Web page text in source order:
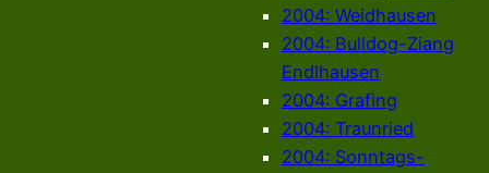
2004: Weidhausen
2004: Bulldog-Ziang
Endlhausen
2004: Grafing
2004: Traunried
2004: Sonntags-